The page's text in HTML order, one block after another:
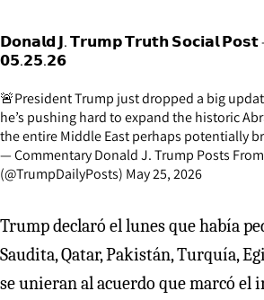
𝗗𝗼𝗻𝗮𝗹𝗱 𝗝. 𝗧𝗿𝘂𝗺𝗽 𝗧𝗿𝘂𝘁𝗵 𝗦𝗼𝗰𝗶𝗮𝗹
𝟬𝟱.𝟮𝟱.𝟮𝟲
🚨President Trump just dropped a big
he’s pushing hard to expand the historic
the entire Middle East perhaps potentially
— Commentary Donald J. Trump Posts
(@TrumpDailyPosts) May 25, 2026
Trump declaró el lunes que había
Saudita, Qatar, Pakistán, Turquía,
se unieran al acuerdo que marcó el